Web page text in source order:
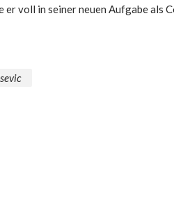
er voll in seiner neuen Aufgabe als